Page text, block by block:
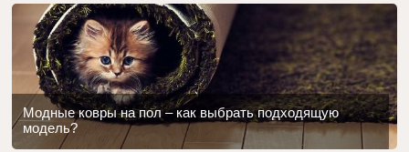
Модные ковры на пол – как выбрать подходящую
модель?